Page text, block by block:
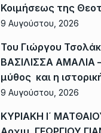
Κοιμήσεως της
9 Αυγούστου, 2026
Του Γιώργου
ΒΑΣΙΛΙΣΣΑ ΑΜΑΛΙΑ
μύθος και η
9 Αυγούστου, 2026
ΚΥΡΙΑΚΗ Ι΄